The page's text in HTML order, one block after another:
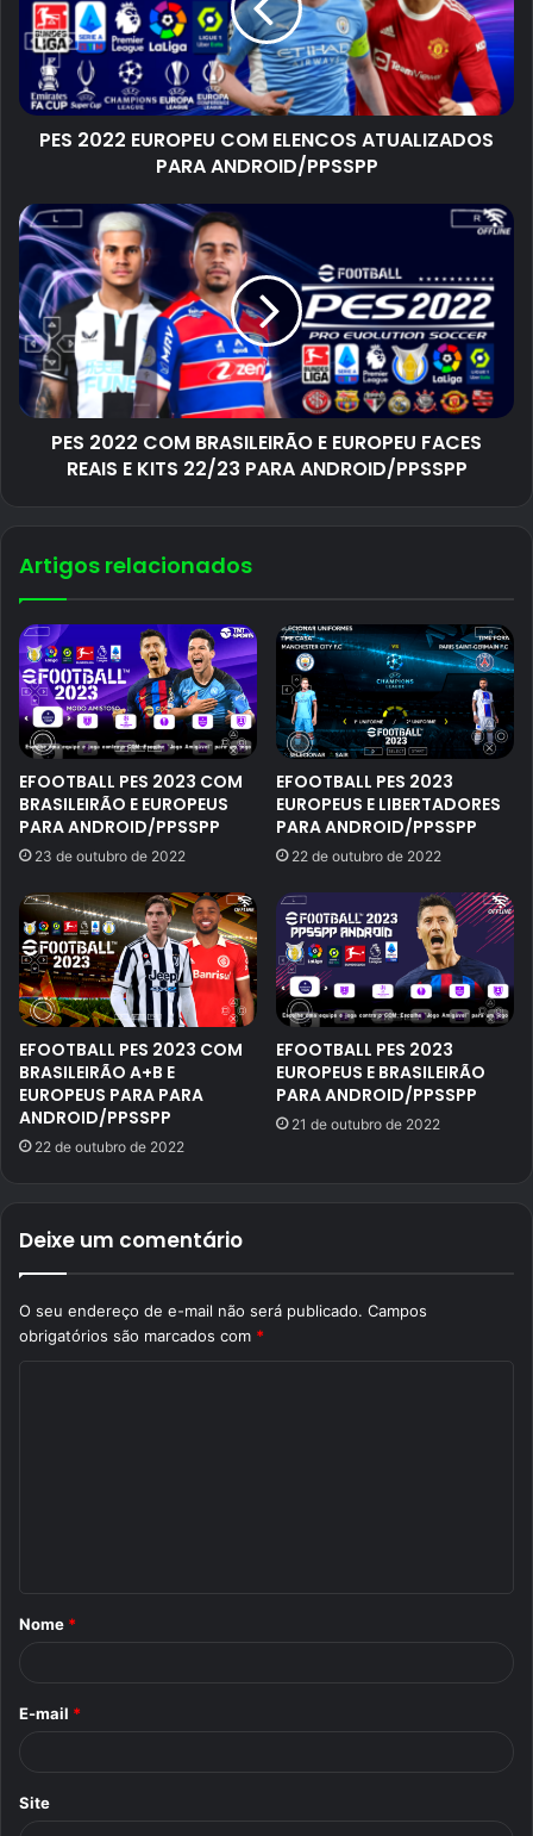
PES 2022 EUROPEU COM ELENCOS ATUALIZADOS
PARA ANDROID/PPSSPP
PES 2022 COM BRASILEIRÃO E EUROPEU FACES
REAIS E KITS 22/23 PARA ANDROID/PPSSPP
Artigos relacionados
EFOOTBALL PES 2023 COM
BRASILEIRÃO E EUROPEUS
PARA ANDROID/PPSSPP
23 de outubro de 2022
EFOOTBALL PES 2023
EUROPEUS E LIBERTADORES
PARA ANDROID/PPSSPP
22 de outubro de 2022
EFOOTBALL PES 2023 COM
BRASILEIRÃO A+B E
EUROPEUS PARA PARA
ANDROID/PPSSPP
22 de outubro de 2022
EFOOTBALL PES 2023
EUROPEUS E BRASILEIRÃO
PARA ANDROID/PPSSPP
21 de outubro de 2022
Deixe um comentário
O seu endereço de e-mail não será publicado. Campos
obrigatórios são marcados com *
r
Nome *
E-mail *
Site